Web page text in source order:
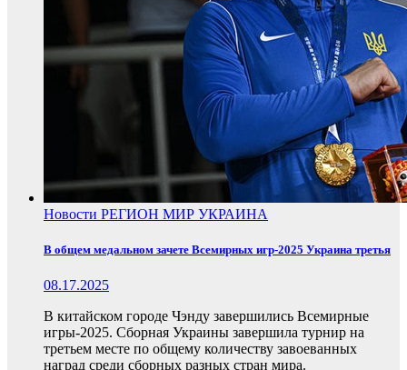
Новости РЕГИОН МИР УКРАИНА
В общем медальном зачете Всемирных игр-2025 Украина третья
08.17.2025
В китайском городе Чэнду завершились Всемирные
игры-2025. Сборная Украины завершила турнир на
третьем месте по общему количеству завоеванных
наград среди сборных разных стран мира.